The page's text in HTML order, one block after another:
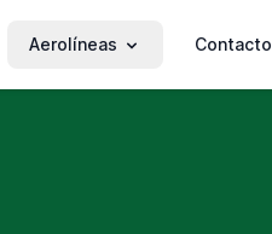
Aerolíneas Contacto